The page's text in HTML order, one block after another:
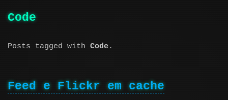
Code
Posts tagged with Code.
Feed e Flickr em cache